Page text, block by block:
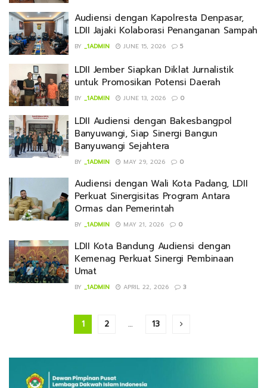
Audiensi dengan Kapolresta Denpasar,
LDII Jajaki Kolaborasi Penanganan Sampah
BY _1ADMIN JUNE 15, 2026 5
LDII Jember Siapkan Diklat Jurnalistik
untuk Promosikan Potensi Daerah
BY _1ADMIN JUNE 13, 2026 0
LDII Audiensi dengan Bakesbangpol
Banyuwangi, Siap Sinergi Bangun
Banyuwangi Sejahtera
BY _1ADMIN MAY 29, 2026 0
Audiensi dengan Wali Kota Padang, LDII
Perkuat Sinergisitas Program Antara
Ormas dan Pemerintah
BY _1ADMIN MAY 21, 2026 0
LDII Kota Bandung Audiensi dengan
Kemenag Perkuat Sinergi Pembinaan
Umat
BY _1ADMIN APRIL 22, 2026 3
1 2 … 13